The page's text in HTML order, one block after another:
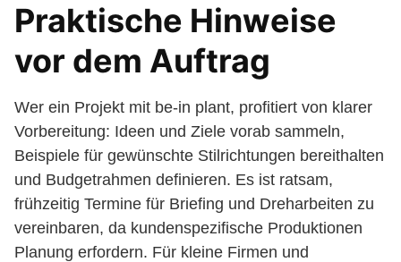
Praktische Hinweise
vor dem Auftrag
Wer ein Projekt mit be-in plant, profitiert von klarer
Vorbereitung: Ideen und Ziele vorab sammeln,
Beispiele für gewünschte Stilrichtungen bereithalten
und Budgetrahmen definieren. Es ist ratsam,
frühzeitig Termine für Briefing und Dreharbeiten zu
vereinbaren, da kundenspezifische Produktionen
Planung erfordern. Für kleine Firmen und